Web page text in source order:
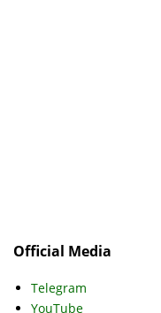
Official Media
Telegram
YouTube